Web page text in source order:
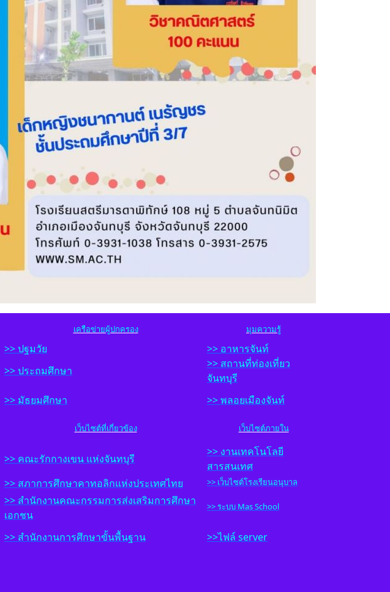
เครือข่ายผู้ปกครอง มุมความรู้
>> ปฐมวัย
>> อาหารจันท์
>> ประถมศึกษา
>> สถานที่ท่องเที่ยว
จันทบุรี
>> มัธยมศึกษา
>> พลอยเมืองจันท์
เว็บไซต์ที่เกี่ยวข้อง เว็บไซต์ภายใน
>> คณะรักกางเขน แห่งจันทบุรี
>> งานเทคโนโลยี
สารสนเทศ
>> สภาการศึกษาคาทอลิกแห่งประเทศไทย >> เว็บไซต์โรงเรียนอนุบาล
>> สำนักงานคณะกรรมการส่งเสริมการศึกษา
เอกชน
>> ระบบ Mas School
>> สำนักงานการศึกษาขั้นพื้นฐาน >>ไฟล์ server